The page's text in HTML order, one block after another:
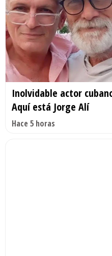
Inolvidable actor
Aquí está Jorge Alí
Hace 5 horas